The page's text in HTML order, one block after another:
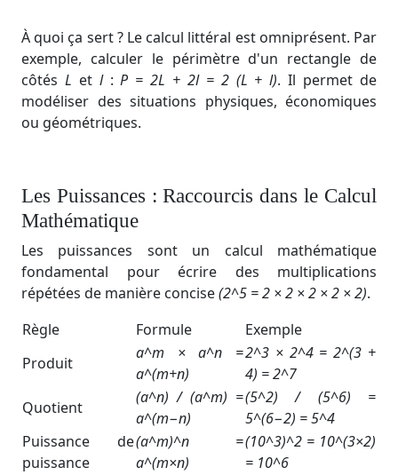
À quoi ça sert ? Le calcul littéral est omniprésent. Par
exemple, calculer le périmètre d'un rectangle de
côtés L et l:P = 2L + 2l = 2 (L + l). Il permet de
modéliser des situations physiques, économiques
ou géométriques.
Les Puissances : Raccourcis dans le Calcul
Mathématique
Les puissances sont un calcul mathématique
fondamental pour écrire des multiplications
répétées de manière concise(2^5 = 2 × 2 × 2 × 2 × 2).
Règle
Formule
Exemple
Produit
a^m × a^n =
a^(m+n)
2^3 × 2^4 = 2^(3 +
4) = 2^7
Quotient
(a^n) / (a^m​) =
a^(m−n)
(5^2) / (5^6) ​=
5^(6−2) = 5^4
Puissance de
puissance
(a^m)^n =
a^(m×n)
(10^3)^2 = 10^(3×2)
= 10^6